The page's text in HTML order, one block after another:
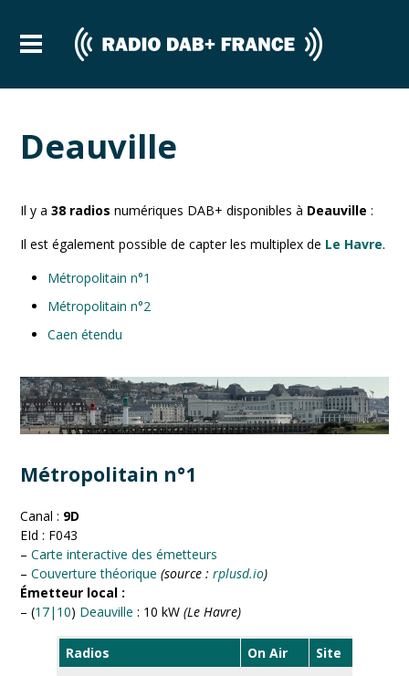
Deauville
Il y a38 radios numériques DAB+ disponibles à Deauville :
Il est également possible de capter les multiplex de Le Havre.
Métropolitain n°1
Métropolitain n°2
Caen étendu
Métropolitain n°1
Canal : 9D
EId : F043
–Carte interactive des émetteurs
–Couverture théorique (source :rplusd.io)
Émetteur local :
– (17|10) Deauville : 10 kW(Le Havre)
Radios On Air
Site